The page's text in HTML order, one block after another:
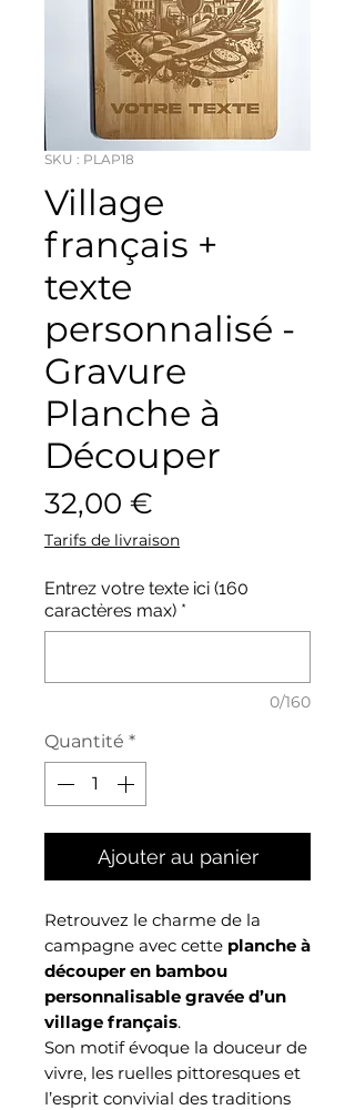
SKU : PLAP18
Village
français +
texte
personnalisé -
Gravure
Planche à
Découper
32,00 €
Tarifs de livraison
Entrez votre texte ici (160
caractères max) *
0/160
Quantité *
Ajouter au panier
Retrouvez le charme de la
campagne avec cette planche à
découper en bambou
personnalisable gravée d’un
village français.
Son motif évoque la douceur de
vivre, les ruelles pittoresques et
l’esprit convivial des traditions